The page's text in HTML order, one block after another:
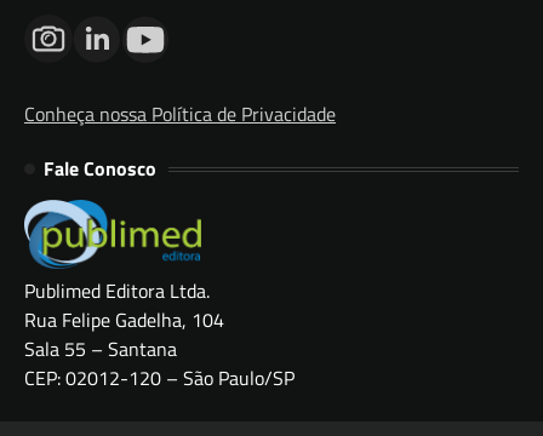
Conheça nossa Política de Privacidade
Fale Conosco
Publimed Editora Ltda.
Rua Felipe Gadelha, 104
Sala 55 – Santana
CEP: 02012-120 – São Paulo/SP